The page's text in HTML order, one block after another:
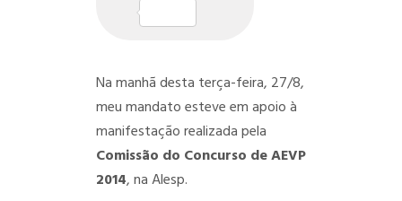
Na manhã desta terça-feira, 27/8,
meu mandato esteve em apoio à
manifestação realizada pela
Comissão do Concurso de AEVP
2014, na Alesp.